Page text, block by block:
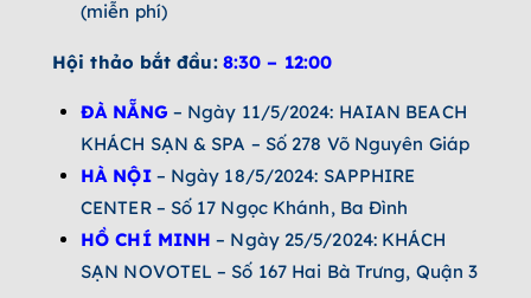
(miễn phí)
Hội thảo bắt đầu: 8:30 – 12:00
ĐÀ NẴNG – Ngày 11/5/2024: HAIAN BEACH
KHÁCH SẠN & SPA – Số 278 Võ Nguyên Giáp
HÀ NỘI– Ngày 18/5/2024: SAPPHIRE
CENTER – Số 17 Ngọc Khánh, Ba Đình
HỒ CHÍ MINH – Ngày 25/5/2024: KHÁCH
SẠN NOVOTEL – Số 167 Hai Bà Trưng, Quận 3